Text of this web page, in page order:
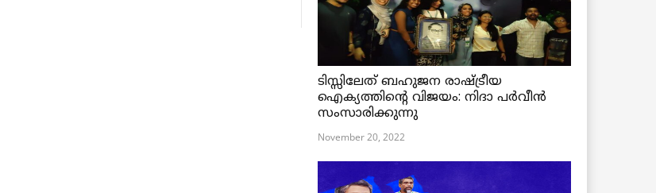
ടിസ്സിലേത് ബഹുജന രാഷ്ട്രീയ
ഐക്യത്തിന്റെ വിജയം: നിദാ പർവീൻ
സംസാരിക്കുന്നു
November 20, 2022